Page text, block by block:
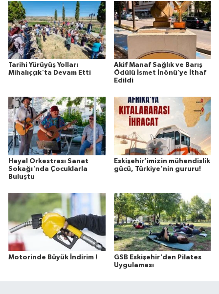
Tarihi Yürüyüş Yolları
Mihalıççık'ta Devam Etti
Akif Manaf Sağlık ve Barış
Ödülü İsmet İnönü’ye İthaf
Edildi
Hayal Orkestrası Sanat
Sokağı'nda Çocuklarla
Buluştu
Eskişehir’imizin mühendislik
gücü, Türkiye'nin gururu!
Motorinde Büyük İndirim !
GSB Eskişehir'den Pilates
Uygulaması